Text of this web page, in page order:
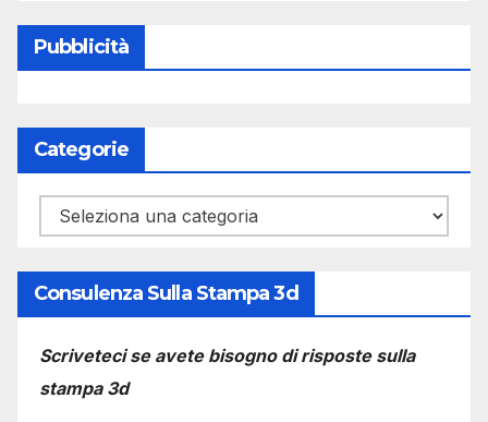
Pubblicità
Categorie
Categorie
Consulenza Sulla Stampa 3d
Scriveteci se avete bisogno di risposte sulla
stampa 3d